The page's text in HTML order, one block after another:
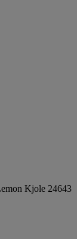
Kjole 24643